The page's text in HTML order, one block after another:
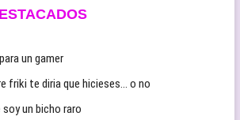
un gamer
friki te diria que hicieses… o no
un bicho raro